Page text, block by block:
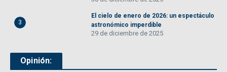
3
El cielo de enero de 2026: un espectáculo
astronómico imperdible
29 de diciembre de 2025
Opinión: